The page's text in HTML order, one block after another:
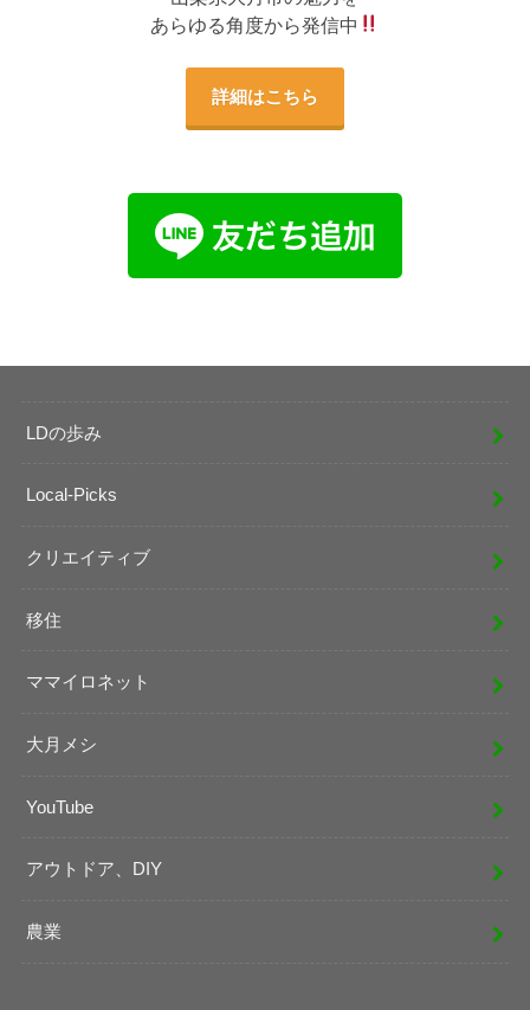
あらゆる角度から発信中
詳細はこちら
LDの歩み
Local-Picks
クリエイティブ
移住
ママイロネット
大月メシ
YouTube
アウトドア、DIY
農業